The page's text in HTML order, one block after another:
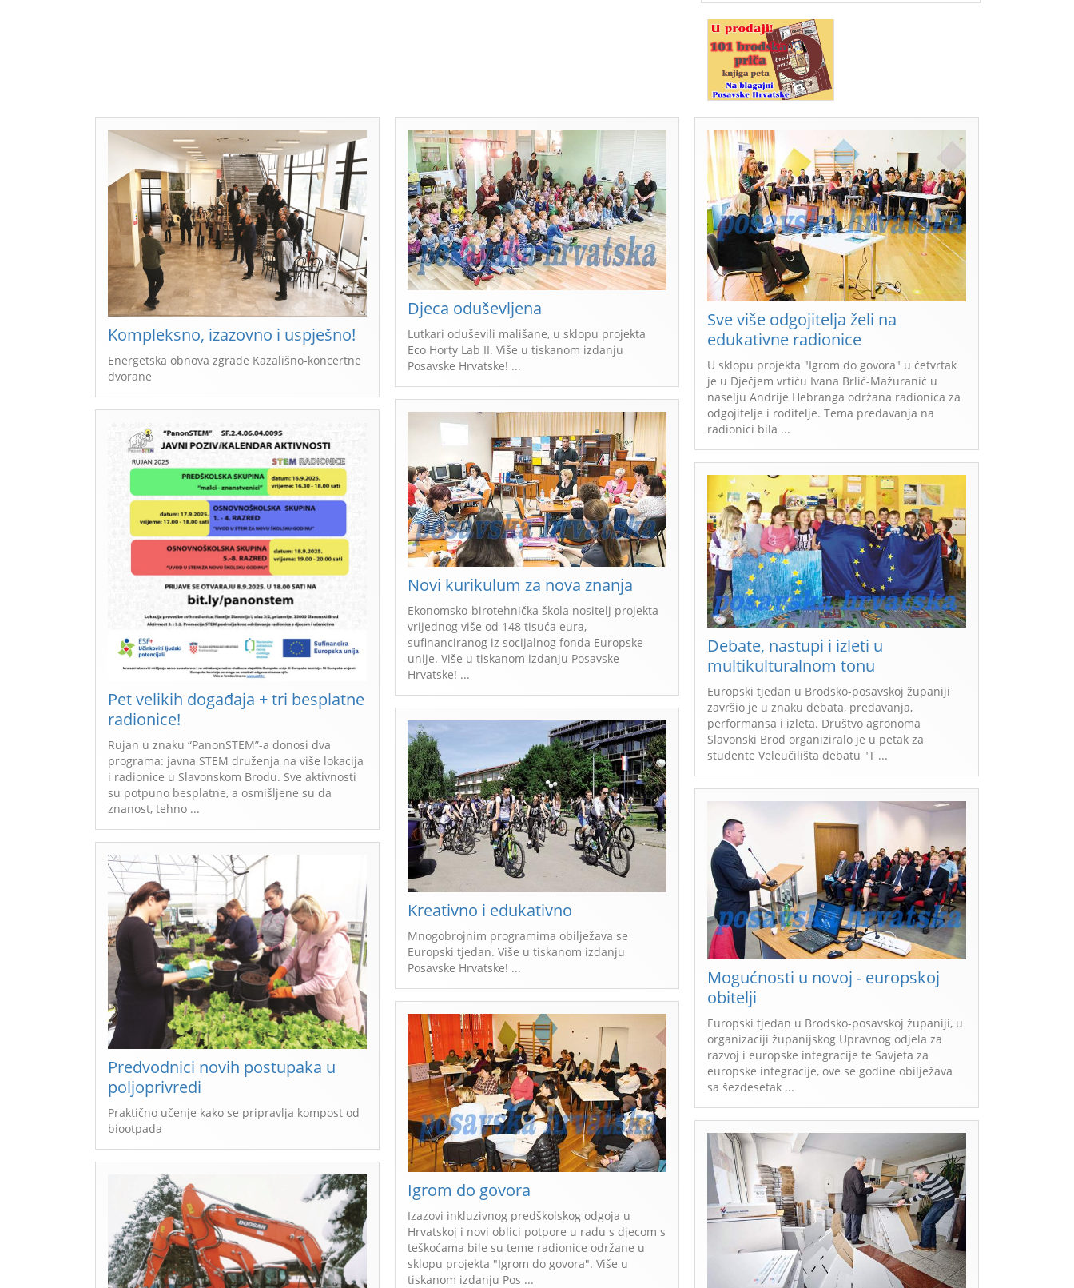
Kompleksno, izazovno i uspješno!
Energetska obnova zgrade Kazališno-koncertne
dvorane
Pet velikih događaja + tri besplatne
radionice!
Rujan u znaku “PanonSTEM”-a donosi dva
programa: javna STEM druženja na više lokacija
i radionice u Slavonskom Brodu. Sve aktivnosti
su potpuno besplatne, a osmišljene su da
znanost, tehno ...
Predvodnici novih postupaka u
poljoprivredi
Praktično učenje kako se pripravlja kompost od
biootpada
Djeca oduševljena
Lutkari oduševili mališane, u sklopu projekta
Eco Horty Lab II. Više u tiskanom izdanju
Posavske Hrvatske! ...
Novi kurikulum za nova znanja
Ekonomsko-birotehnička škola nositelj projekta
vrijednog više od 148 tisuća eura,
sufinanciranog iz socijalnog fonda Europske
unije. Više u tiskanom izdanju Posavske
Hrvatske! ...
Kreativno i edukativno
Mnogobrojnim programima obilježava se
Europski tjedan. Više u tiskanom izdanju
Posavske Hrvatske! ...
Igrom do govora
Izazovi inkluzivnog predškolskog odgoja u
Hrvatskoj i novi oblici potpore u radu s djecom s
teškoćama bile su teme radionice održane u
sklopu projekta "Igrom do govora". Više u
tiskanom izdanju Pos ...
Sve više odgojitelja želi na
edukativne radionice
U sklopu projekta "Igrom do govora" u četvrtak
je u Dječjem vrtiću Ivana Brlić-Mažuranić u
naselju Andrije Hebranga održana radionica za
odgojitelje i roditelje. Tema predavanja na
radionici bila ...
Debate, nastupi i izleti u
multikulturalnom tonu
Europski tjedan u Brodsko-posavskoj županiji
završio je u znaku debata, predavanja,
performansa i izleta. Društvo agronoma
Slavonski Brod organiziralo je u petak za
studente Veleučilišta debatu "T ...
Mogućnosti u novoj - europskoj
obitelji
Europski tjedan u Brodsko-posavskoj županiji, u
organizaciji županijskog Upravnog odjela za
razvoj i europske integracije te Savjeta za
europske integracije, ove se godine obilježava
sa šezdesetak ...